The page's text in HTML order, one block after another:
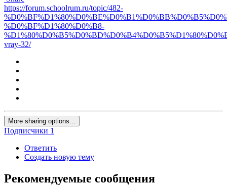
https://forum.schoolrum.ru/topic/482-
%D0%BF%D1%80%D0%B8-
vray-32/
More sharing options...
Подписчики 1
Ответить
Создать новую тему
Рекомендуемые сообщения